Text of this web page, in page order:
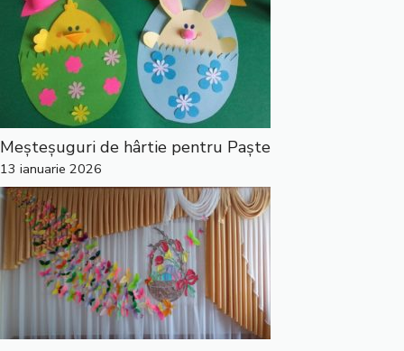
Meșteșuguri de hârtie pentru Paște
13 ianuarie 2026